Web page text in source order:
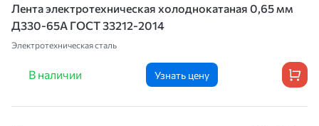
Лента электротехническая холоднокатаная 0,65 мм
Д330-65А ГОСТ 33212-2014
Электротехническая сталь
В наличии Узнать цену